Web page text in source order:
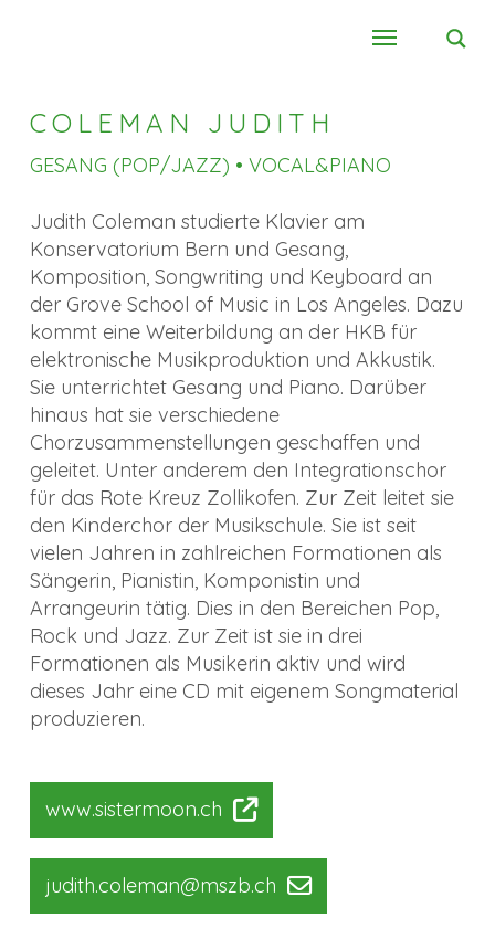
COLEMAN JUDITH
GESANG (POP/JAZZ) • VOCAL&PIANO
Judith Coleman studierte Klavier am
Konservatorium Bern und Gesang,
Komposition, Songwriting und Keyboard an
der Grove School of Music in Los Angeles. Dazu
kommt eine Weiterbildung an der HKB für
elektronische Musikproduktion und Akkustik.
Sie unterrichtet Gesang und Piano. Darüber
hinaus hat sie verschiedene
Chorzusammenstellungen geschaffen und
geleitet. Unter anderem den Integrationschor
für das Rote Kreuz Zollikofen. Zur Zeit leitet sie
den Kinderchor der Musikschule. Sie ist seit
vielen Jahren in zahlreichen Formationen als
Sängerin, Pianistin, Komponistin und
Arrangeurin tätig. Dies in den Bereichen Pop,
Rock und Jazz. Zur Zeit ist sie in drei
Formationen als Musikerin aktiv und wird
dieses Jahr eine CD mit eigenem Songmaterial
produzieren.
www.sistermoon.ch
judith.coleman@mszb.ch